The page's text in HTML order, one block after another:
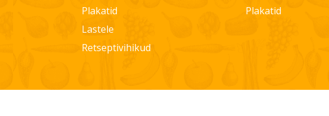
Plakatid
Lastele
Retseptivihikud
Plakatid